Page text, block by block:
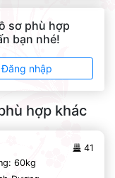
sơ phù hợp
bạn nhé!
Đăng nhập
hợp khác
41
60kg